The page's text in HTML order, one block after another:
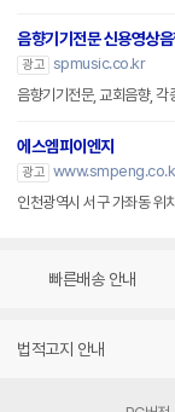
음향기기전문 신용영상
광고 spmusic.co.kr
음향기기전문, 교회음향, 각
에스엠피이엔지
광고
인천광역시 서구 가좌동 위
빠른배송 안내
법적고지 안내